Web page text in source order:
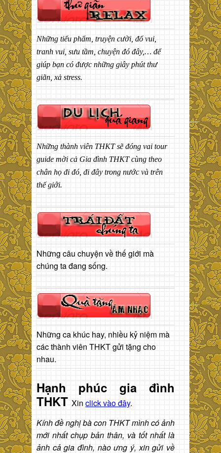
Những tiểu phẩm, truyện cười, đố vui,
tranh vui, sưu tầm, chuyện đó đây,… để
giúp bạn có được những giây phút thư
giãn, xả stress.
Những thành viên THKT sẽ đóng vai tour
guide mời cả Gia đình THKT cùng theo
chân họ đi đó, đi đây trong nước và trên
thế giới.
Những câu chuyện về thế giới mà
chúng ta đang sống.
Những ca khúc hay, nhiều kỷ niệm mà
các thành viên THKT gửi tặng cho
nhau.
Hạnh phúc gia đình
THKT Xin click vào đây.
Kính đề nghị bà con THKT mình có ảnh
mới nhất chụp bản thân, và tốt nhất là
ảnh cả gia đình, nào ưng ý, xin gửi về